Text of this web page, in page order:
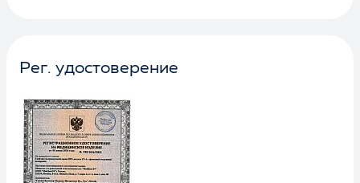
Рег. удостоверение